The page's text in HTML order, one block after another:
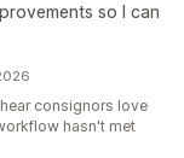
so I can
consignors love
hasn't met